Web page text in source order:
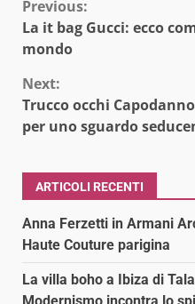
Continue
Reading
Previous:
La it bag Gucci: ecco
mondo
Next:
Trucco occhi
per uno sguardo
ARTICOLI RECENTI
Anna Ferzetti in Armani
Haute Couture parigina
La villa boho a Ibiza di
Modernismo incontra lo